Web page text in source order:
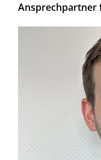
Ansprechpartner